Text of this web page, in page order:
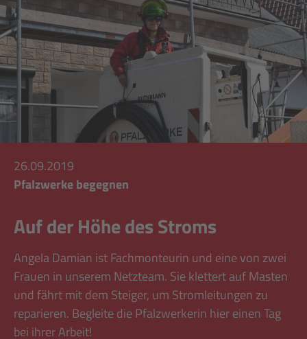
26.09.2019
Pfalzwerke begegnen
Auf der Höhe des Stroms
Angela Damian ist Fachmonteurin und eine von zwei
Frauen in unserem Netzteam. Sie klettert auf Masten
und fährt mit dem Steiger, um Stromleitungen zu
reparieren. Begleite die Pfalzwerkerin hier einen Tag
bei ihrer Arbeit!